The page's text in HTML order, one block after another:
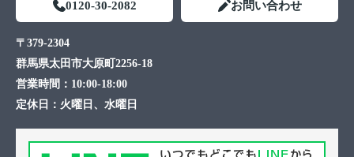
0120-30-2082 お問い合わせ
〒379-2304
群馬県太田市大原町2256-18
営業時間： 10:00-18:00
定休日： 火曜日、水曜日